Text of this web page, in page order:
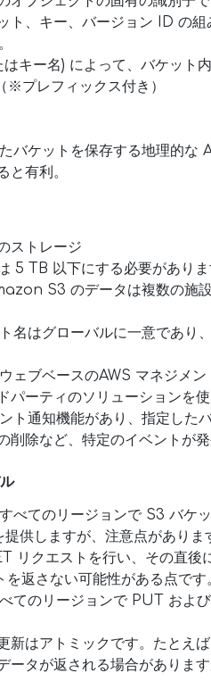
ト、キー、バージョン ID の
キー名) によって、バケット
※プレフィックス付き）
ケットを保存する地理的な
と有利。
ストレージ
5 TB 以下にする必要があり
S3 のデータは複数の施
名はグローバルに一意であり
ェブベースのAWS マネジメ
パーティのソリューションを
通知機能があり、指定した
削除など、特定のイベントが
べてのリージョンで S3 バケ
供しますが、注意点があり
リクエストを行い、その直後
返さない可能性がある点です
てのリージョンで PUT およ
新はアトミックです。たと
ータが返される場合がありま